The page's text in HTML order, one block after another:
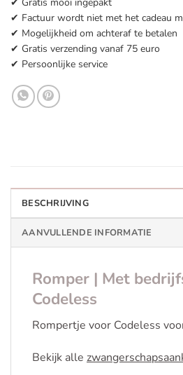
✔ Factuur wordt niet met het cadeau
✔ Mogelijkheid om achteraf te betalen
✔ Gratis verzending vanaf 75 euro
✔ Persoonlijke service
BESCHRIJVING
AANVULLENDE INFORMATIE
Romper | Met
Codeless
Rompertje voor Codeless
Bekijk alle